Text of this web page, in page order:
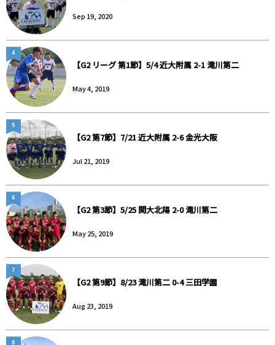
Sep 19, 2020
【G2 リーグ 第1節】5/4 近大附属 2-1 滝川第二
May 4, 2019
4
【G2 第7節】7/21 近大附属 2-6 金光大阪
Jul 21, 2019
5
【G2 第3節】5/25 関大北陽 2-0 滝川第二
May 25, 2019
6
【G2 第9節】8/23 滝川第二 0-4 三田学園
Aug 23, 2019
7
8